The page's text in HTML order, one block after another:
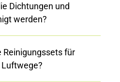
Dichtungen und
werden?
Reinigungssets für